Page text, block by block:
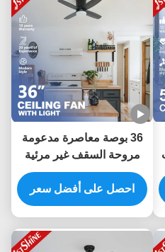
36 بوصة معاصرة مدعومة
مروحة السقف غير مرئية
ميني 4 شفرات خشب
مزروع ضوء ضبابي منخفض
احصل على أفضل سعر